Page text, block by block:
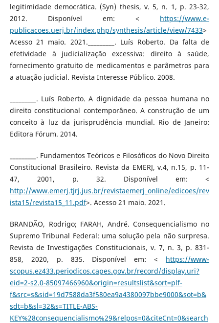
legitimidade democrática. (Syn) thesis, v. 5, n. 1, p. 23-32,
2012. Disponível em: < https://www.e-
publicacoes.uerj.br/index.php/synthesis/article/view/7433>
Acesso 21 maio. 2021._________. Luís Roberto. Da falta de
efetividade à judicialização excessiva: direito à saúde,
fornecimento gratuito de medicamentos e parâmetros para
a atuação judicial. Revista Interesse Público. 2008.
_________. Luís Roberto. A dignidade da pessoa humana no
direito constitucional contemporâneo. A construção de um
conceito à luz da jurisprudência mundial. Rio de Janeiro:
Editora Fórum. 2014.
_________. Fundamentos Teóricos e Filosóficos do Novo Direito
Constitucional Brasileiro. Revista da EMERJ, v.4, n.15, p. 11-
47, 2001, p. 32. Disponível em: <
http://www.emerj.tjrj.jus.br/revistaemerj_online/edicoes/rev
ista15/revista15_11.pdf>. Acesso 21 maio. 2021.
BRANDÃO, Rodrigo; FARAH, André. Consequencialismo no
Supremo Tribunal Federal: uma solução pela não surpresa.
Revista de Investigações Constitucionais, v. 7, n. 3, p. 831-
858, 2020, p. 835. Disponível em: < https://www-
scopus.ez433.periodicos.capes.gov.br/record/display.uri?
eid=2-s2.0-85097466960&origin=resultslist&sort=plf-
f&src=s&sid=19d7588da3f580ea9a4380097bbe9000&sot=b&
sdt=b&sl=32&s=TITLE-ABS-
KEY%28consequencialismo%29&relpos=0&citeCnt=0&search